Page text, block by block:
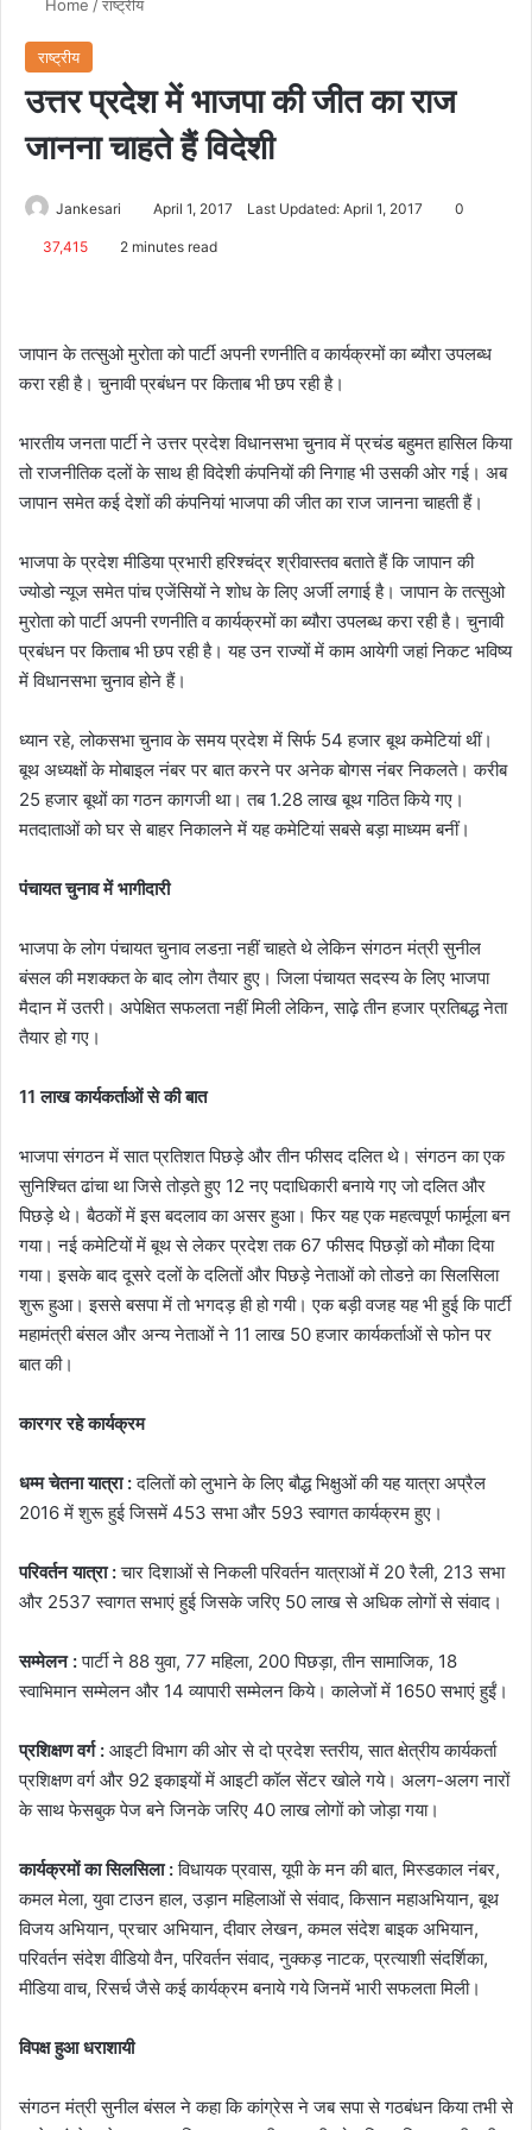
Home /राष्ट्रीय
राष्ट्रीय
उत्तर प्रदेश में भाजपा की जीत का राज
जानना चाहते हैं विदेशी
Jankesari April 1, 2017 Last Updated: April 1, 2017 0
37,415 2 minutes read
जापान के तत्सुओ मुरोता को पार्टी अपनी रणनीति व कार्यक्रमों का ब्यौरा उपलब्ध
करा रही है। चुनावी प्रबंधन पर किताब भी छप रही है।
भारतीय जनता पार्टी ने उत्तर प्रदेश विधानसभा चुनाव में प्रचंड बहुमत हासिल किया
तो राजनीतिक दलों के साथ ही विदेशी कंपनियों की निगाह भी उसकी ओर गई। अब
जापान समेत कई देशों की कंपनियां भाजपा की जीत का राज जानना चाहती हैं।
भाजपा के प्रदेश मीडिया प्रभारी हरिश्चंद्र श्रीवास्तव बताते हैं कि जापान की
ज्योडो न्यूज समेत पांच एजेंसियों ने शोध के लिए अर्जी लगाई है। जापान के तत्सुओ
मुरोता को पार्टी अपनी रणनीति व कार्यक्रमों का ब्यौरा उपलब्ध करा रही है। चुनावी
प्रबंधन पर किताब भी छप रही है। यह उन राज्यों में काम आयेगी जहां निकट भविष्य
में विधानसभा चुनाव होने हैं।
ध्यान रहे, लोकसभा चुनाव के समय प्रदेश में सिर्फ 54 हजार बूथ कमेटियां थीं।
बूथ अध्यक्षों के मोबाइल नंबर पर बात करने पर अनेक बोगस नंबर निकलते। करीब
25 हजार बूथों का गठन कागजी था। तब 1.28 लाख बूथ गठित किये गए।
मतदाताओं को घर से बाहर निकालने में यह कमेटियां सबसे बड़ा माध्यम बनीं।
पंचायत चुनाव में भागीदारी
भाजपा के लोग पंचायत चुनाव लडऩा नहीं चाहते थे लेकिन संगठन मंत्री सुनील
बंसल की मशक्कत के बाद लोग तैयार हुए। जिला पंचायत सदस्य के लिए भाजपा
मैदान में उतरी। अपेक्षित सफलता नहीं मिली लेकिन, साढ़े तीन हजार प्रतिबद्ध नेता
तैयार हो गए।
11 लाख कार्यकर्ताओं से की बात
भाजपा संगठन में सात प्रतिशत पिछड़े और तीन फीसद दलित थे। संगठन का एक
सुनिश्चित ढांचा था जिसे तोड़ते हुए 12 नए पदाधिकारी बनाये गए जो दलित और
पिछड़े थे। बैठकों में इस बदलाव का असर हुआ। फिर यह एक महत्वपूर्ण फार्मूला बन
गया। नई कमेटियों में बूथ से लेकर प्रदेश तक 67 फीसद पिछड़ों को मौका दिया
गया। इसके बाद दूसरे दलों के दलितों और पिछड़े नेताओं को तोडऩे का सिलसिला
शुरू हुआ। इससे बसपा में तो भगदड़ ही हो गयी। एक बड़ी वजह यह भी हुई कि पार्टी
महामंत्री बंसल और अन्य नेताओं ने 11 लाख 50 हजार कार्यकर्ताओं से फोन पर
बात की।
कारगर रहे कार्यक्रम
धम्म चेतना यात्रा :दलितों को लुभाने के लिए बौद्ध भिक्षुओं की यह यात्रा अप्रैल
2016 में शुरू हुई जिसमें 453 सभा और 593 स्वागत कार्यक्रम हुए।
परिवर्तन यात्रा :चार दिशाओं से निकली परिवर्तन यात्राओं में 20 रैली, 213 सभा
और 2537 स्वागत सभाएं हुई जिसके जरिए 50 लाख से अधिक लोगों से संवाद।
सम्मेलन :पार्टी ने 88 युवा, 77 महिला, 200 पिछड़ा, तीन सामाजिक, 18
स्वाभिमान सम्मेलन और 14 व्यापारी सम्मेलन किये। कालेजों में 1650 सभाएं हुईं।
प्रशिक्षण वर्ग : आइटी विभाग की ओर से दो प्रदेश स्तरीय, सात क्षेत्रीय कार्यकर्ता
प्रशिक्षण वर्ग और 92 इकाइयों में आइटी कॉल सेंटर खोले गये। अलग-अलग नारों
के साथ फेसबुक पेज बने जिनके जरिए 40 लाख लोगों को जोड़ा गया।
कार्यक्रमों का सिलसिला :विधायक प्रवास, यूपी के मन की बात, मिस्डकाल नंबर,
कमल मेला, युवा टाउन हाल, उड़ान महिलाओं से संवाद, किसान महाअभियान, बूथ
विजय अभियान, प्रचार अभियान, दीवार लेखन, कमल संदेश बाइक अभियान,
परिवर्तन संदेश वीडियो वैन, परिवर्तन संवाद, नुक्कड़ नाटक, प्रत्याशी संदर्शिका,
मीडिया वाच, रिसर्च जैसे कई कार्यक्रम बनाये गये जिनमें भारी सफलता मिली।
विपक्ष हुआ धराशायी
संगठन मंत्री सुनील बंसल ने कहा कि कांग्रेस ने जब सपा से गठबंधन किया तभी से